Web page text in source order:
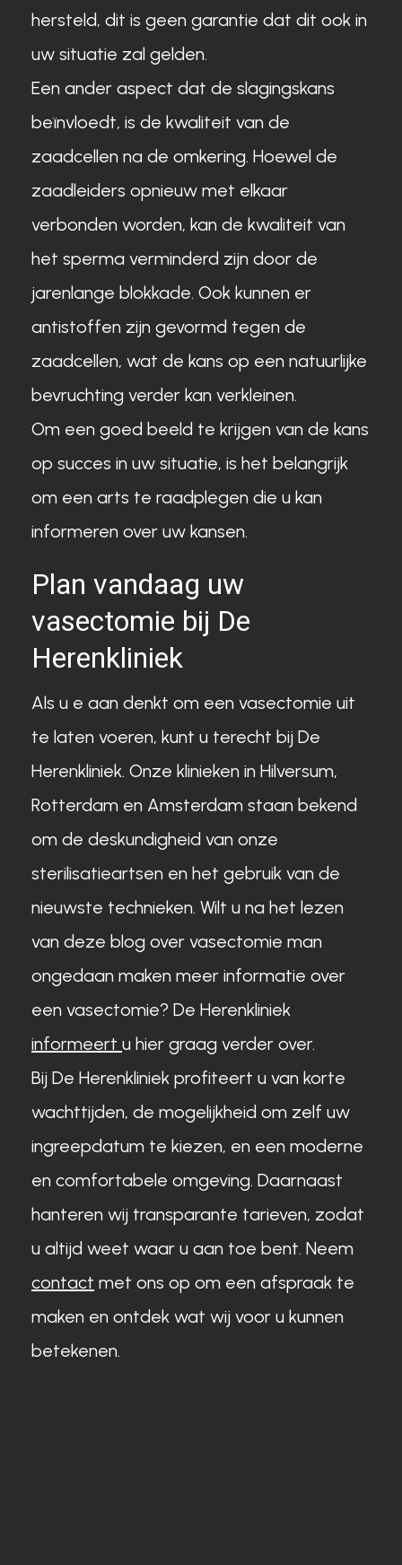
hersteld, dit is geen garantie dat dit ook in
uw situatie zal gelden.
Een ander aspect dat de slagingskans
beïnvloedt, is de kwaliteit van de
zaadcellen na de omkering. Hoewel de
zaadleiders opnieuw met elkaar
verbonden worden, kan de kwaliteit van
het sperma verminderd zijn door de
jarenlange blokkade. Ook kunnen er
antistoffen zijn gevormd tegen de
zaadcellen, wat de kans op een natuurlijke
bevruchting verder kan verkleinen.
Om een goed beeld te krijgen van de kans
op succes in uw situatie, is het belangrijk
om een arts te raadplegen die u kan
informeren over uw kansen.
Plan vandaag uw
vasectomie bij De
Herenkliniek
Als u e aan denkt om een vasectomie uit
te laten voeren, kunt u terecht bij De
Herenkliniek. Onze klinieken in Hilversum,
Rotterdam en Amsterdam staan bekend
om de deskundigheid van onze
sterilisatieartsen en het gebruik van de
nieuwste technieken. Wilt u na het lezen
van deze blog over vasectomie man
ongedaan maken meer informatie over
een vasectomie? De Herenkliniek
informeert u hier graag verder over.
Bij De Herenkliniek profiteert u van korte
wachttijden, de mogelijkheid om zelf uw
ingreepdatum te kiezen, en een moderne
en comfortabele omgeving. Daarnaast
hanteren wij transparante tarieven, zodat
u altijd weet waar u aan toe bent. Neem
contact met ons op om een afspraak te
maken en ontdek wat wij voor u kunnen
betekenen.